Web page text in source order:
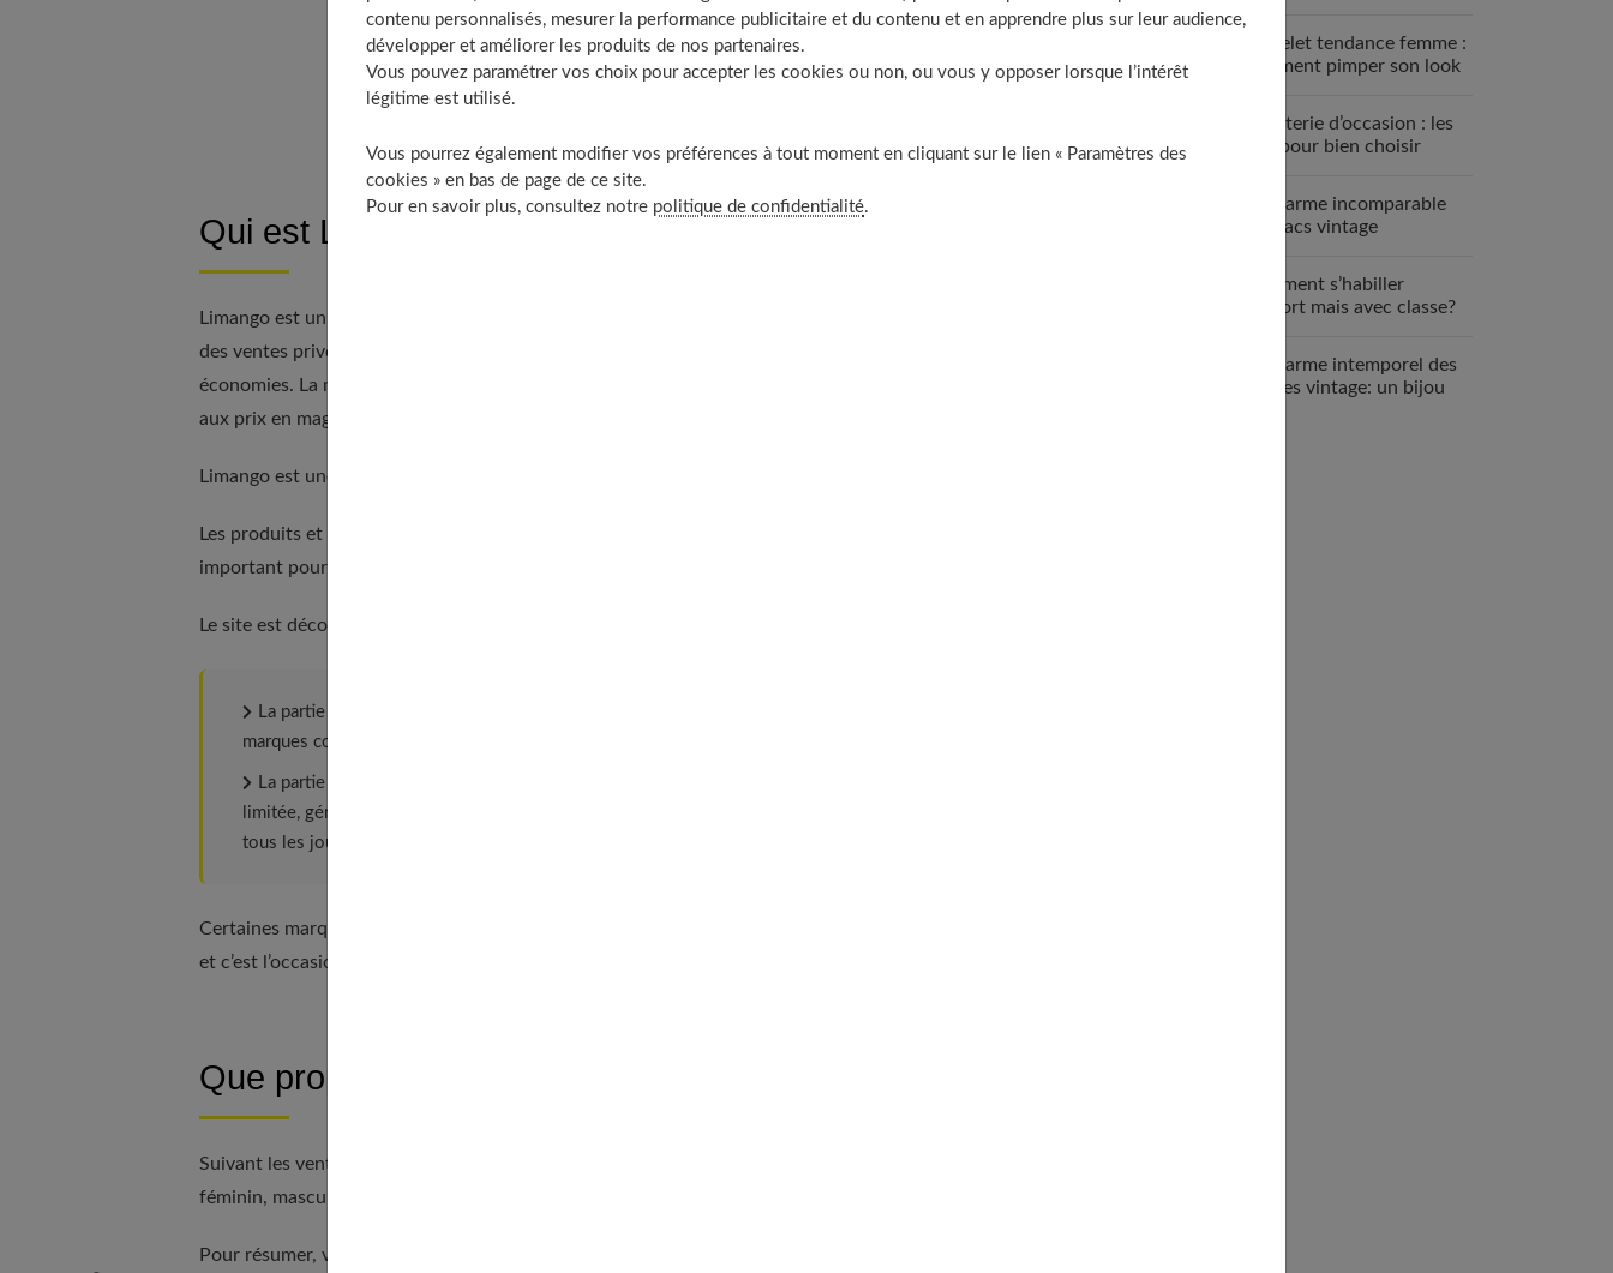
Quels sont les délais de livraison ?
Retour et réclamation : comment procéder ?
Bons d’achat Limango : le fonctionnement
Qui est Limango ?
Limango est un site d’e-commerce européen qui a fait son apparition en 2007. Son objectif : proposer
des ventes privées et outlets afin de simplifier la vie des ménages en leur permettant de faire de belles
économies. La moyenne des prix proposés propose une réduction, variant entre 30 et 70% par rapport
aux prix en magasin.
Limango est une entreprise qui rayonne en France et dans 5 autres pays.
Les produits et les marques proposés sont renouvelés régulièrement pour que le choix soit assez
important pour que chacun y trouve son bonheur. Elle s’adresse particulièrement à la famille.
Le site est décomposé en deux parties :
La partie « outlet » ouverte à tout le monde, avec des prix intéressants sur un vaste choix de
marques connues et des produits de qualité.
La partie « ventes privées », qui elle est ouverte seulement aux membres. Les ventes ont une durée
limitée, généralement entre 2 et 5 jours, et les quantités proposées sont limitées. Il y a cependant
tous les jours de nouvelles ventes disponibles.
Certaines marques sont très connues, d’autres le sont moins en France, mais plus dans les pays voisins,
et c’est l’occasion de les découvrir.
Que propose ce site internet ?
Suivant les ventes en cours et les moments, vous trouverez des produits dans différents univers :
féminin, masculin et enfants, mais également dans la décoration et pour la maison.
Pour résumer, vous dénicherez les produits suivants :
Bracelet tendance femme :
comment pimper son look
Bijouterie d’occasion : les
clés pour bien choisir
Le charme incomparable
des sacs vintage
Comment s’habiller
confort mais avec classe?
Le charme intemporel des
bagues vintage: un bijou
contenu personnalisés, mesurer la performance publicitaire et du contenu et en apprendre plus sur leur audience,
développer et améliorer les produits de nos partenaires.
Vous pouvez paramétrer vos choix pour accepter les cookies ou non, ou vous y opposer lorsque l’intérêt
légitime est utilisé.
Vous pourrez également modifier vos préférences à tout moment en cliquant sur le lien « Paramètres des
cookies » en bas de page de ce site.
Pour en savoir plus, consultez notre politique de confidentialité.